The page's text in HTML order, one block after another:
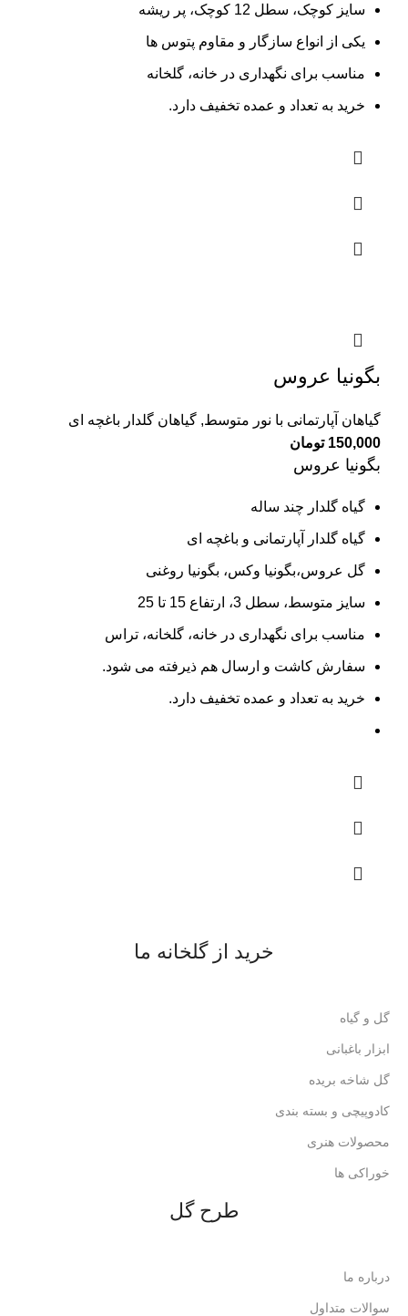
سایز کوچک، سطل 12 کوچک، پر ریشه
یکی از انواع سازگار و مقاوم پتوس ها
مناسب برای نگهداری در خانه، گلخانه
خرید به تعداد و عمده تخفیف دارد.
بگونیا عروس
گیاهان آپارتمانی با نور متوسط, گیاهان گلدار باغچه ای
150,000 تومان
بگونیا عروس
گیاه گلدار چند ساله
گیاه گلدار آپارتمانی و باغچه ای
گل عروس،بگونیا وکس، بگونیا روغنی
سایز متوسط، سطل 3، ارتفاع 15 تا 25
مناسب برای نگهداری در خانه، گلخانه، تراس
سفارش کاشت و ارسال هم ذیرفته می شود.
خرید به تعداد و عمده تخفیف دارد.
خرید از گلخانه ما
گل و گیاه
ابزار باغبانی
گل شاخه بریده
کادوپیچی و بسته بندی
محصولات هنری
خوراکی ها
طرح گل
درباره ما
سوالات متداول